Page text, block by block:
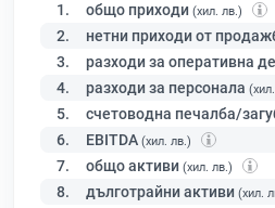
1. общо приходи (хил. лв.)
2. нетни приходи от
3. разходи за оперативна
4. разходи за персонала
5. счетоводна печалба/
6. EBITDA (хил. лв.)
7. общо активи (хил. лв.)
8. дълготрайни активи (хил.